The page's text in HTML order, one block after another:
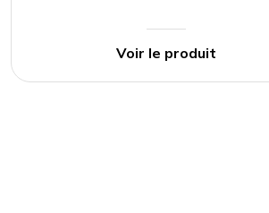
Voir le produit